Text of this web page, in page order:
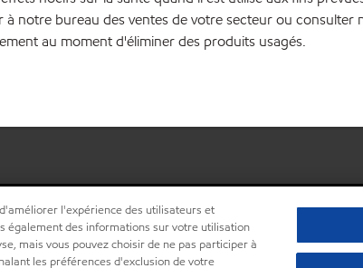
notre bureau des ventes de votre secteur ou
au moment d'éliminer des produits usagés.
l'expérience des utilisateurs et
également des informations sur votre utilisation
mais vous pouvez choisir de ne pas participer à
les préférences d'exclusion de votre